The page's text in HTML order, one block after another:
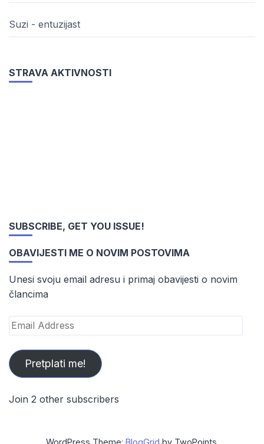
Suzi - entuzijast
STRAVA AKTIVNOSTI
SUBSCRIBE, GET YOU ISSUE!
OBAVIJESTI ME O NOVIM POSTOVIMA
Unesi svoju email adresu i primaj obavijesti o novim
člancima
Email
Address
Pretplati me!
Join 2 other subscribers